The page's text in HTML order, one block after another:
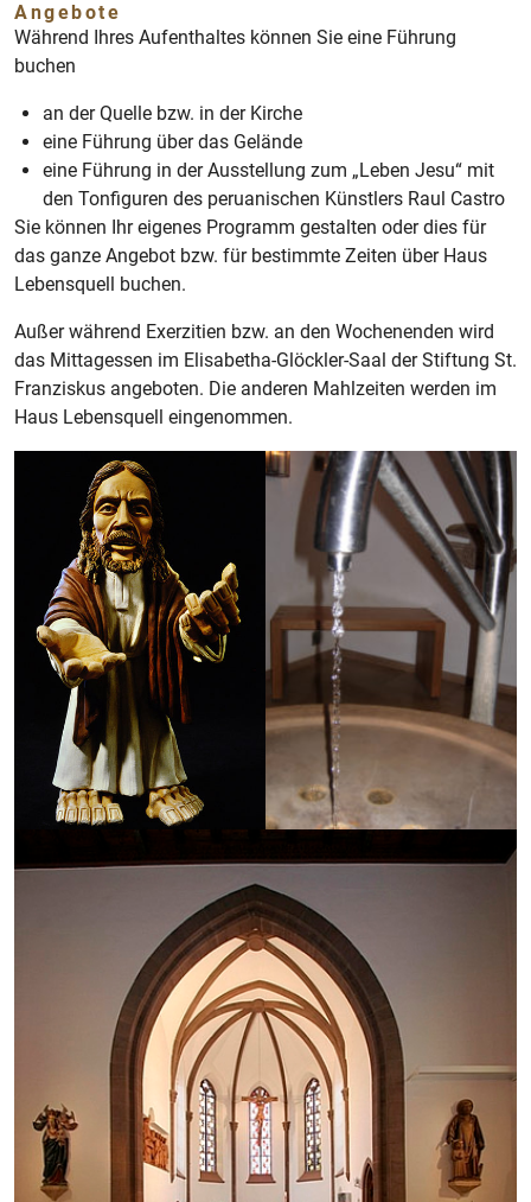
Angebote
Während Ihres Aufenthaltes können Sie eine Führung
buchen
an der Quelle bzw. in der Kirche
eine Führung über das Gelände
eine Führung in der Ausstellung zum „Leben Jesu“ mit
den Tonfiguren des peruanischen Künstlers Raul Castro
Sie können Ihr eigenes Programm gestalten oder dies für
das ganze Angebot bzw. für bestimmte Zeiten über Haus
Lebensquell buchen.
Außer während Exerzitien bzw. an den Wochenenden wird
das Mittagessen im Elisabetha-Glöckler-Saal der Stiftung St.
Franziskus angeboten. Die anderen Mahlzeiten werden im
Haus Lebensquell eingenommen.